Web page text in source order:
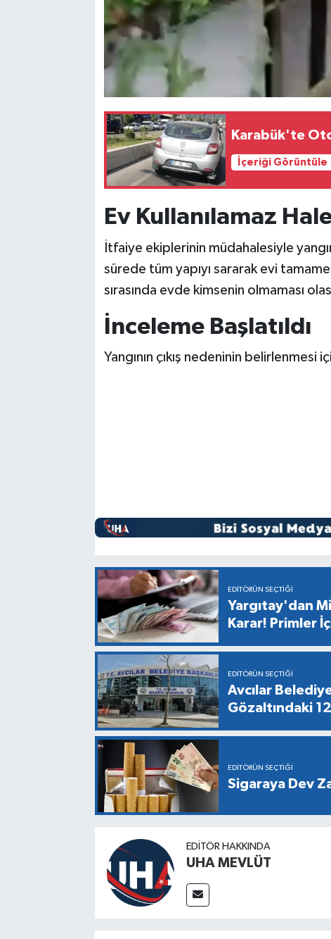
Karabük'te
İçeriği Görüntüle
Ev Kullanılamaz
İtfaiye ekiplerinin müdahalesiyle
sürede tüm yapıyı sararak evi
sırasında evde kimsenin olmaması
İnceleme Başlatıldı
Yangının çıkış nedeninin belirlenmesi
EDITÖRÜN SEÇTIĞI
Yargıtay'dan
Karar! Primler
EDITÖRÜN SEÇTIĞI
Avcılar
Gözaltındaki
EDITÖRÜN SEÇTIĞI
Sigaraya Dev
EDITÖR HAKKINDA
UHA MEVLÜT